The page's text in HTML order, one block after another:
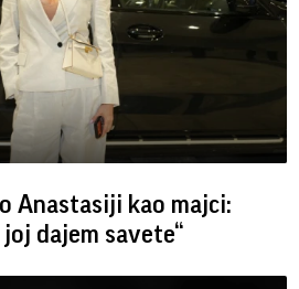
Anastasiji kao majci:
dajem savete“